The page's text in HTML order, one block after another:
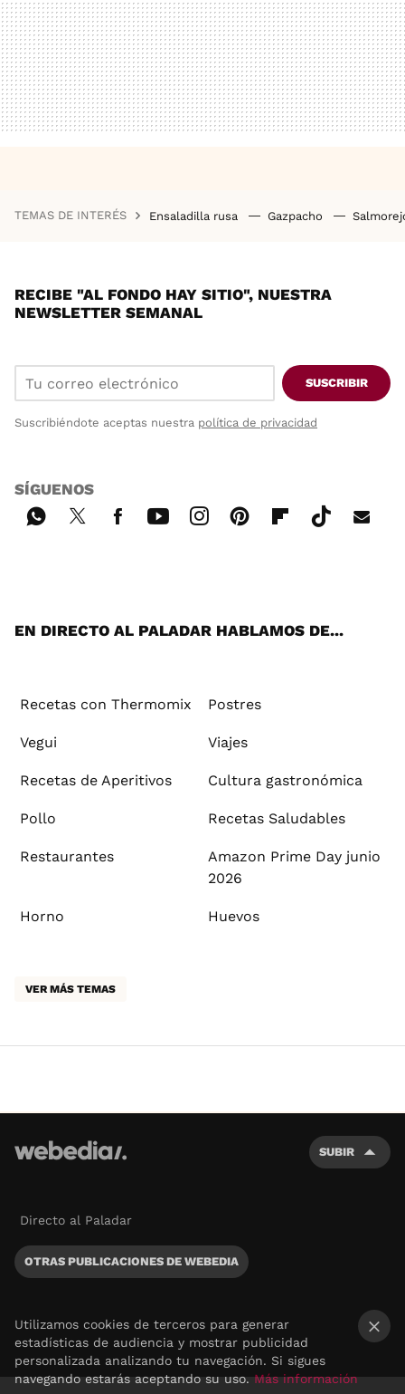
TEMAS DE INTERÉS Ensaladilla rusa Gazpacho
RECIBE "AL FONDO HAY SITIO", NUESTRA
NEWSLETTER SEMANAL
SUSCRIBIR
Suscribiéndote aceptas nuestra política de privacidad
SÍGUENOS
EN DIRECTO AL PALADAR HABLAMOS DE...
Recetas con Thermomix Postres
Vegui Viajes
Recetas de Aperitivos Cultura gastronómica
Pollo Recetas Saludables
Restaurantes
Amazon Prime Day junio
2026
Horno Huevos
VER MÁS TEMAS
SUBIR
Directo al Paladar
OTRAS PUBLICACIONES DE WEBEDIA
Utilizamos cookies de terceros para generar
estadísticas de audiencia y mostrar publicidad
personalizada analizando tu navegación. Si sigues
navegando estarás aceptando su uso.Más información